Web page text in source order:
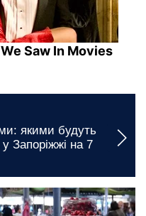
Saw In Movies
якими будуть
у Запоріжжі на 7